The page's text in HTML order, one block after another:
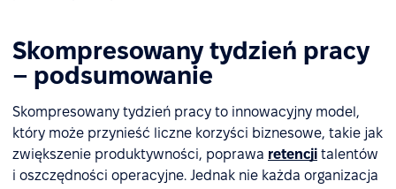
Skompresowany tydzień pracy
– podsumowanie
Skompresowany tydzień pracy to innowacyjny model,
który może przynieść liczne korzyści biznesowe, takie jak
zwiększenie produktywności, poprawa retencji talentów
i oszczędności operacyjne. Jednak nie każda organizacja